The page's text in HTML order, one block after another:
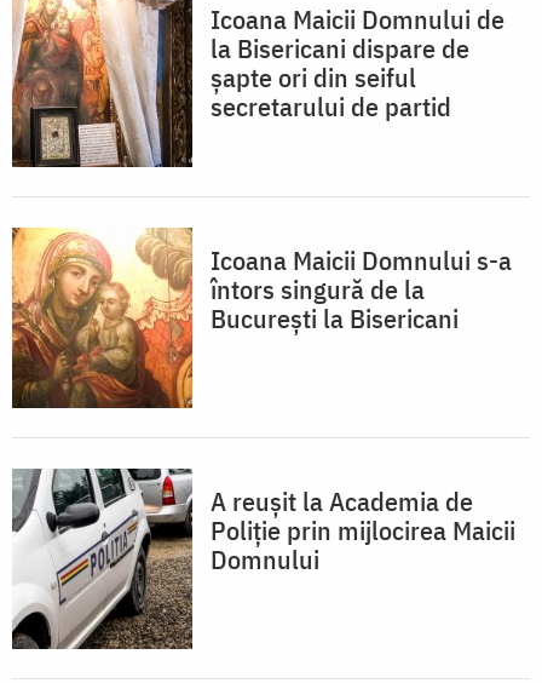
Icoana Maicii Domnului de
la Bisericani dispare de
șapte ori din seiful
secretarului de partid
Icoana Maicii Domnului s-a
întors singură de la
București la Bisericani
A reușit la Academia de
Poliție prin mijlocirea Maicii
Domnului